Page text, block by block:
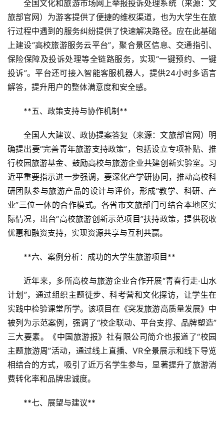
景
区
二
消
文
旅
村
振
兴
智
慧
旅
+
文
旅
问
答
社
区
全国文化和旅游市场网上举报投诉处理系统（来源：文
旅部官网）为游客提供了便捷的维权渠道，也为大学生在旅
行过程中遇到的服务纠纷提供了快速解决路径。应在此基础
上建设“高校旅游服务云平台”，聚合景区信息、交通指引、
保险保障及投诉处理等全链路服务，实现“一键预约、一键
投诉”。平台还可接入智能客服机器人，提供24小时多语言
解答，提升用户的整体满意度和安全感。
**五、政策支持与协作机制**
全国人大建议、政协提案答复（来源：文旅部官网）明
确提出要“完善青年旅游支持政策”，包括设立专项补贴、推
行校园旅游基金、鼓励高校与旅游企业共建创新实验室。习
近平重要指示进一步强调，要深化产学研协同，推动高校科
研团队参与旅游产品的设计与评价，形成“教学、科研、产
业”三位一体的合作模式。各省市文旅部门可结合本地区实
际情况，出台“高校旅游创新示范项目”扶持政策，提供税收
优惠和融资支持，实现资源共享与互利共赢。
**六、案例分析：成功的大学生旅游项目**
近年来，多所高校与旅游企业合作开展“青春行走·山水
计划”，通过组织主题徒步、科考营和文化探访，让学生在
实践中检验课堂所学。该项目在《突发旅游高质量发展》中
被列为示范案例，强调了“校企联动、平台支撑、品牌塑造”
三大要素。《中国旅游报》社有限公司简介也报道了“校园
主题旅游周”活动，通过线上直播、VR全景展示和线下导览
相结合的方式，吸引了近万名学生参与，显著提升了旅游消
费转化率和品牌忠诚度。
**七、展望与建议**